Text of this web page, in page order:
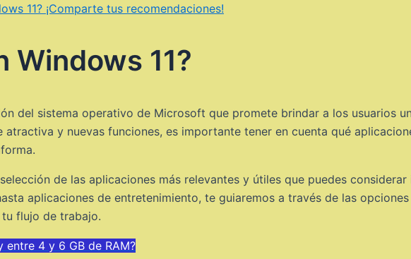
11? ¡Comparte tus recomendaciones!
Windows 11?
del sistema operativo de Microsoft que promete brindar a los usuarios
y nuevas funciones, es importante tener en cuenta qué
de las aplicaciones más relevantes y útiles que puedes considerar
aplicaciones de entretenimiento, te guiaremos a través de las
flujo de trabajo.
entre 4 y 6 GB de RAM?